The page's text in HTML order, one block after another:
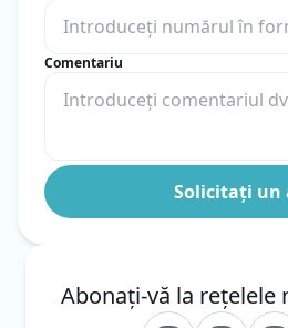
Comentariu
Abonați-vă la rețelele